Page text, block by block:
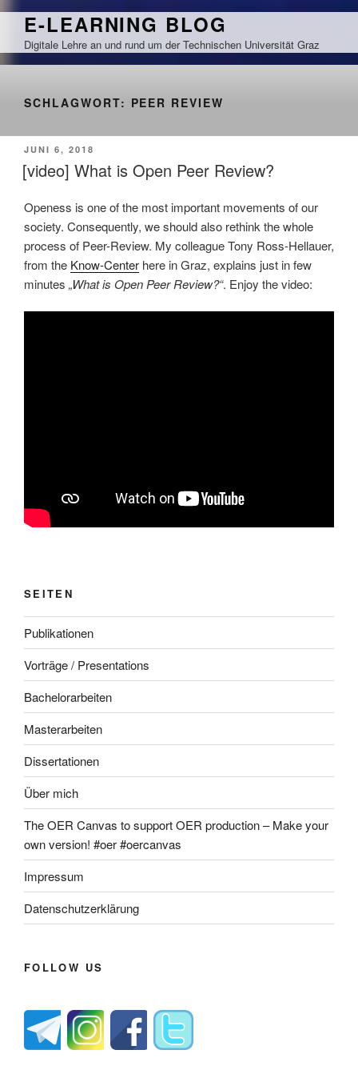
Zum
springen
E-LEARNING BLOG
Digitale Lehre an und rund um der Technischen Universität Graz
SCHLAGWORT: PEER REVIEW
VERÖFFENTLICHT
AM
JUNI 6, 2018
[video] What is Open Peer Review?
Openess is one of the most important movements of our
society. Consequently, we should also rethink the whole
process of Peer-Review. My colleague Tony Ross-Hellauer,
from the Know-Center here in Graz, explains just in few
minutes „What is Open Peer Review?“. Enjoy the video:
SEITEN
Publikationen
Vorträge / Presentations
Bachelorarbeiten
Masterarbeiten
Dissertationen
Über mich
The OER Canvas to support OER production – Make your
own version! #oer #oercanvas
Impressum
Datenschutzerklärung
FOLLOW US